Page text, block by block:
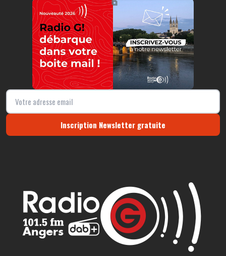
⧉
Inscription Newsletter gratuite